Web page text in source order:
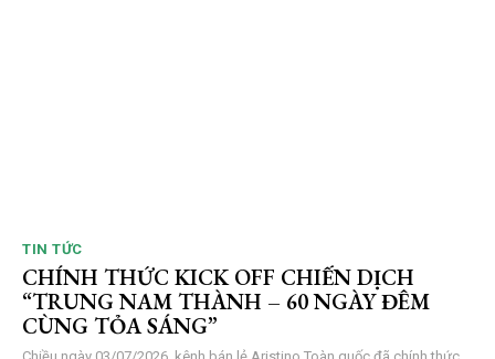
TIN TỨC
CHÍNH THỨC KICK OFF CHIẾN DỊCH
“TRUNG NAM THÀNH – 60 NGÀY ĐÊM
CÙNG TỎA SÁNG”
Chiều ngày 03/07/2026, kênh bán lẻ Aristino Toàn quốc đã chính thức